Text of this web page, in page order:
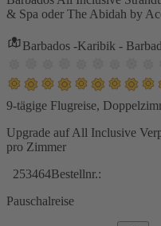
& Spa oder The Abidah by
Barbados -Karibik -
9-tägige Flugreise,
Upgrade auf All Inclusive
pro Zimmer
253464Bestellnr.:
Pauschalreise